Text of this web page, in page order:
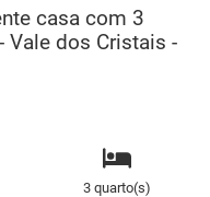
casa com 3
Vale dos Cristais -
3 quarto(s)